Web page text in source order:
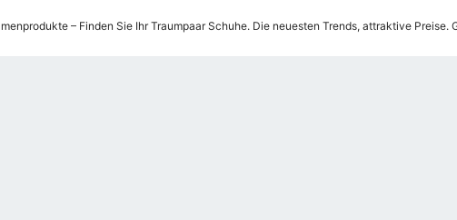
– Finden Sie Ihr Traumpaar Schuhe. Die neuesten Trends, attraktive Preise.